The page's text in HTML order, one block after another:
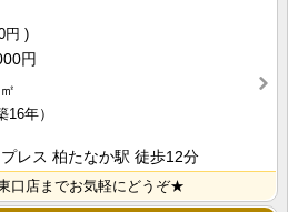
円
円
16年）
レス 柏たなか駅 徒歩12分
口店までお気軽にどうぞ★